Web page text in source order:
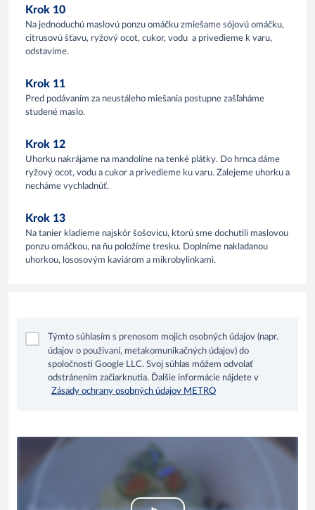
Krok 10
Na jednoduchú maslovú ponzu omáčku zmiešame sójovú omáčku,
citrusovú šťavu, ryžový ocot, cukor, vodu a privedieme k varu,
odstavíme.
Krok 11
Pred podávaním za neustáleho miešania postupne zašľaháme
studené maslo.
Krok 12
Uhorku nakrájame na mandolíne na tenké plátky. Do hrnca dáme
ryžový ocot, vodu a cukor a privedieme ku varu. Zalejeme uhorku a
necháme vychladnúť.
Krok 13
Na tanier kladieme najskôr šošovicu, ktorú sme dochutili maslovou
ponzu omáčkou, na ňu položíme tresku. Doplníme nakladanou
uhorkou, lososovým kaviárom a mikrobylinkami.
Týmto súhlasím s prenosom mojich osobných údajov (napr.
údajov o používaní, metakomunikačných údajov) do
spoločnosti Google LLC. Svoj súhlas môžem odvolať
odstránením začiarknutia. Ďalšie informácie nájdete v
Zásady ochrany osobných údajov METRO